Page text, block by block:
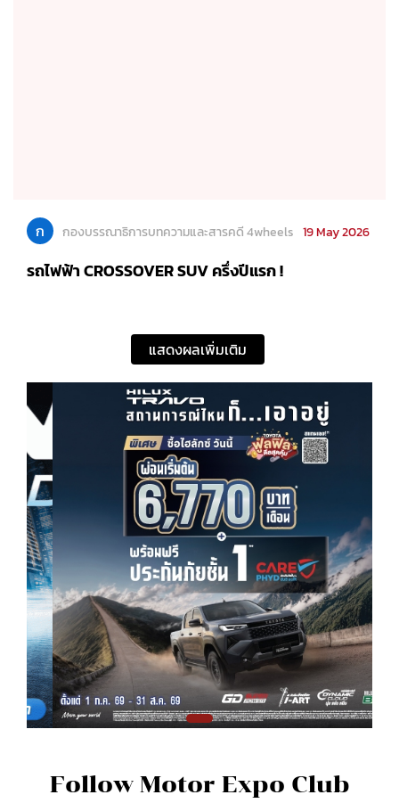
ก กองบรรณาธิการบทความและสารคดี 4wheels 19 May 2026
รถไฟฟ้า CROSSOVER SUV ครึ่งปีแรก !
แสดงผลเพิ่มเติม
Follow Motor Expo Club